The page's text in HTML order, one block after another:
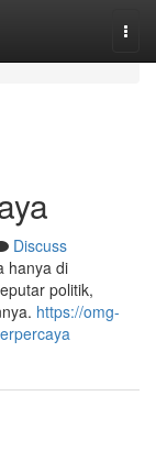
Discuss
hanya di
politik,
https://omg-